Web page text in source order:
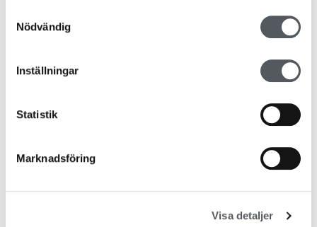
Nödvändig
Inställningar
Statistik
Marknadsföring
Visa detaljer